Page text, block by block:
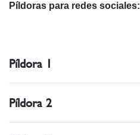
Píldoras para redes sociales:
Píldora 1
Píldora 2